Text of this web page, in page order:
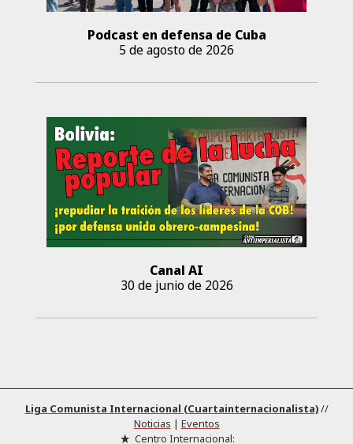
Podcast en defensa de Cuba
5 de agosto de 2026
Canal AI
30 de junio de 2026
Liga Comunista Internacional (Cuartainternacionalista)//
Noticias | Eventos
Centro Internacional: